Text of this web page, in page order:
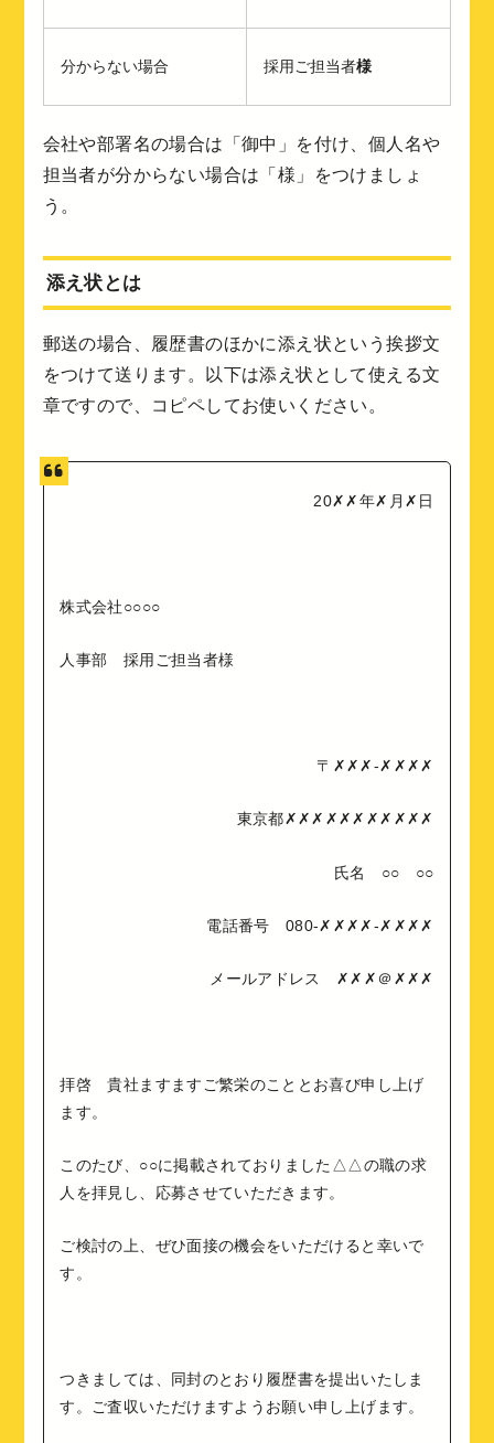
分からない場合 採用ご担当者様
会社や部署名の場合は「御中」を付け、個人名や
担当者が分からない場合は「様」をつけましょ
う。
添え状とは
郵送の場合、履歴書のほかに添え状という挨拶文
をつけて送ります。以下は添え状として使える文
章ですので、コピペしてお使いください。
20✗✗年✗月✗日
株式会社○○○○
人事部 採用ご担当者様
〒✗✗✗-✗✗✗✗
東京都✗✗✗✗✗✗✗✗✗✗✗
氏名 ○○ ○○
電話番号 080-✗✗✗✗-✗✗✗✗
メールアドレス ✗✗✗＠✗✗✗
拝啓 貴社ますますご繁栄のこととお喜び申し上げ
ます。
このたび、○○に掲載されておりました△△の職の求
人を拝見し、応募させていただきます。
ご検討の上、ぜひ面接の機会をいただけると幸いで
す。
つきましては、同封のとおり履歴書を提出いたしま
す。ご査収いただけますようお願い申し上げます。